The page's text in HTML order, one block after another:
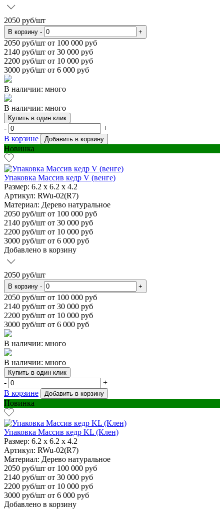
2050 руб/шт
В корзину - +
2050 руб/шт от 100 000 руб
2140 руб/шт от 30 000 руб
2200 руб/шт от 10 000 руб
3000 руб/шт от 6 000 руб
В наличии: много
В наличии: много
Купить в один клик
-
+
В корзине
Добавить в корзину
Новинка
Упаковка Массив кедр V (венге)
Размер: 6.2 х 6.2 х 4.2
Артикул: RWu-02(R7)
Материал: Дерево натуральное
2050 руб/шт от 100 000 руб
2140 руб/шт от 30 000 руб
2200 руб/шт от 10 000 руб
3000 руб/шт от 6 000 руб
Добавлено в корзину
2050 руб/шт
В корзину - +
2050 руб/шт от 100 000 руб
2140 руб/шт от 30 000 руб
2200 руб/шт от 10 000 руб
3000 руб/шт от 6 000 руб
В наличии: много
В наличии: много
Купить в один клик
-
+
В корзине
Добавить в корзину
Новинка
Упаковка Массив кедр KL (Клен)
Размер: 6.2 х 6.2 х 4.2
Артикул: RWu-02(R7)
Материал: Дерево натуральное
2050 руб/шт от 100 000 руб
2140 руб/шт от 30 000 руб
2200 руб/шт от 10 000 руб
3000 руб/шт от 6 000 руб
Добавлено в корзину